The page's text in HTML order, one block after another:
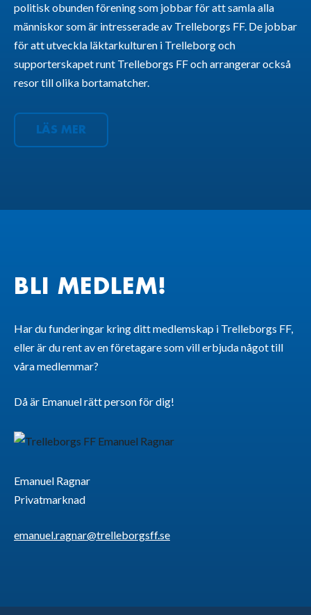
politisk obunden förening som jobbar för att samla alla
människor som är intresserade av Trelleborgs FF. De jobbar
för att utveckla läktarkulturen i Trelleborg och
supporterskapet runt Trelleborgs FF och arrangerar också
resor till olika bortamatcher.
LÄS MER
BLI MEDLEM!
Har du funderingar kring ditt medlemskap i Trelleborgs FF,
eller är du rent av en företagare som vill erbjuda något till
våra medlemmar?
Då är Emanuel rätt person för dig!
Emanuel Ragnar
Privatmarknad
emanuel.ragnar@trelleborgsff.se